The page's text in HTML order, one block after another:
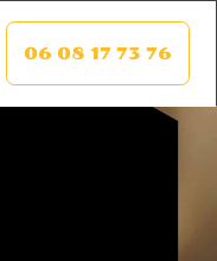
06 08 17 73 76